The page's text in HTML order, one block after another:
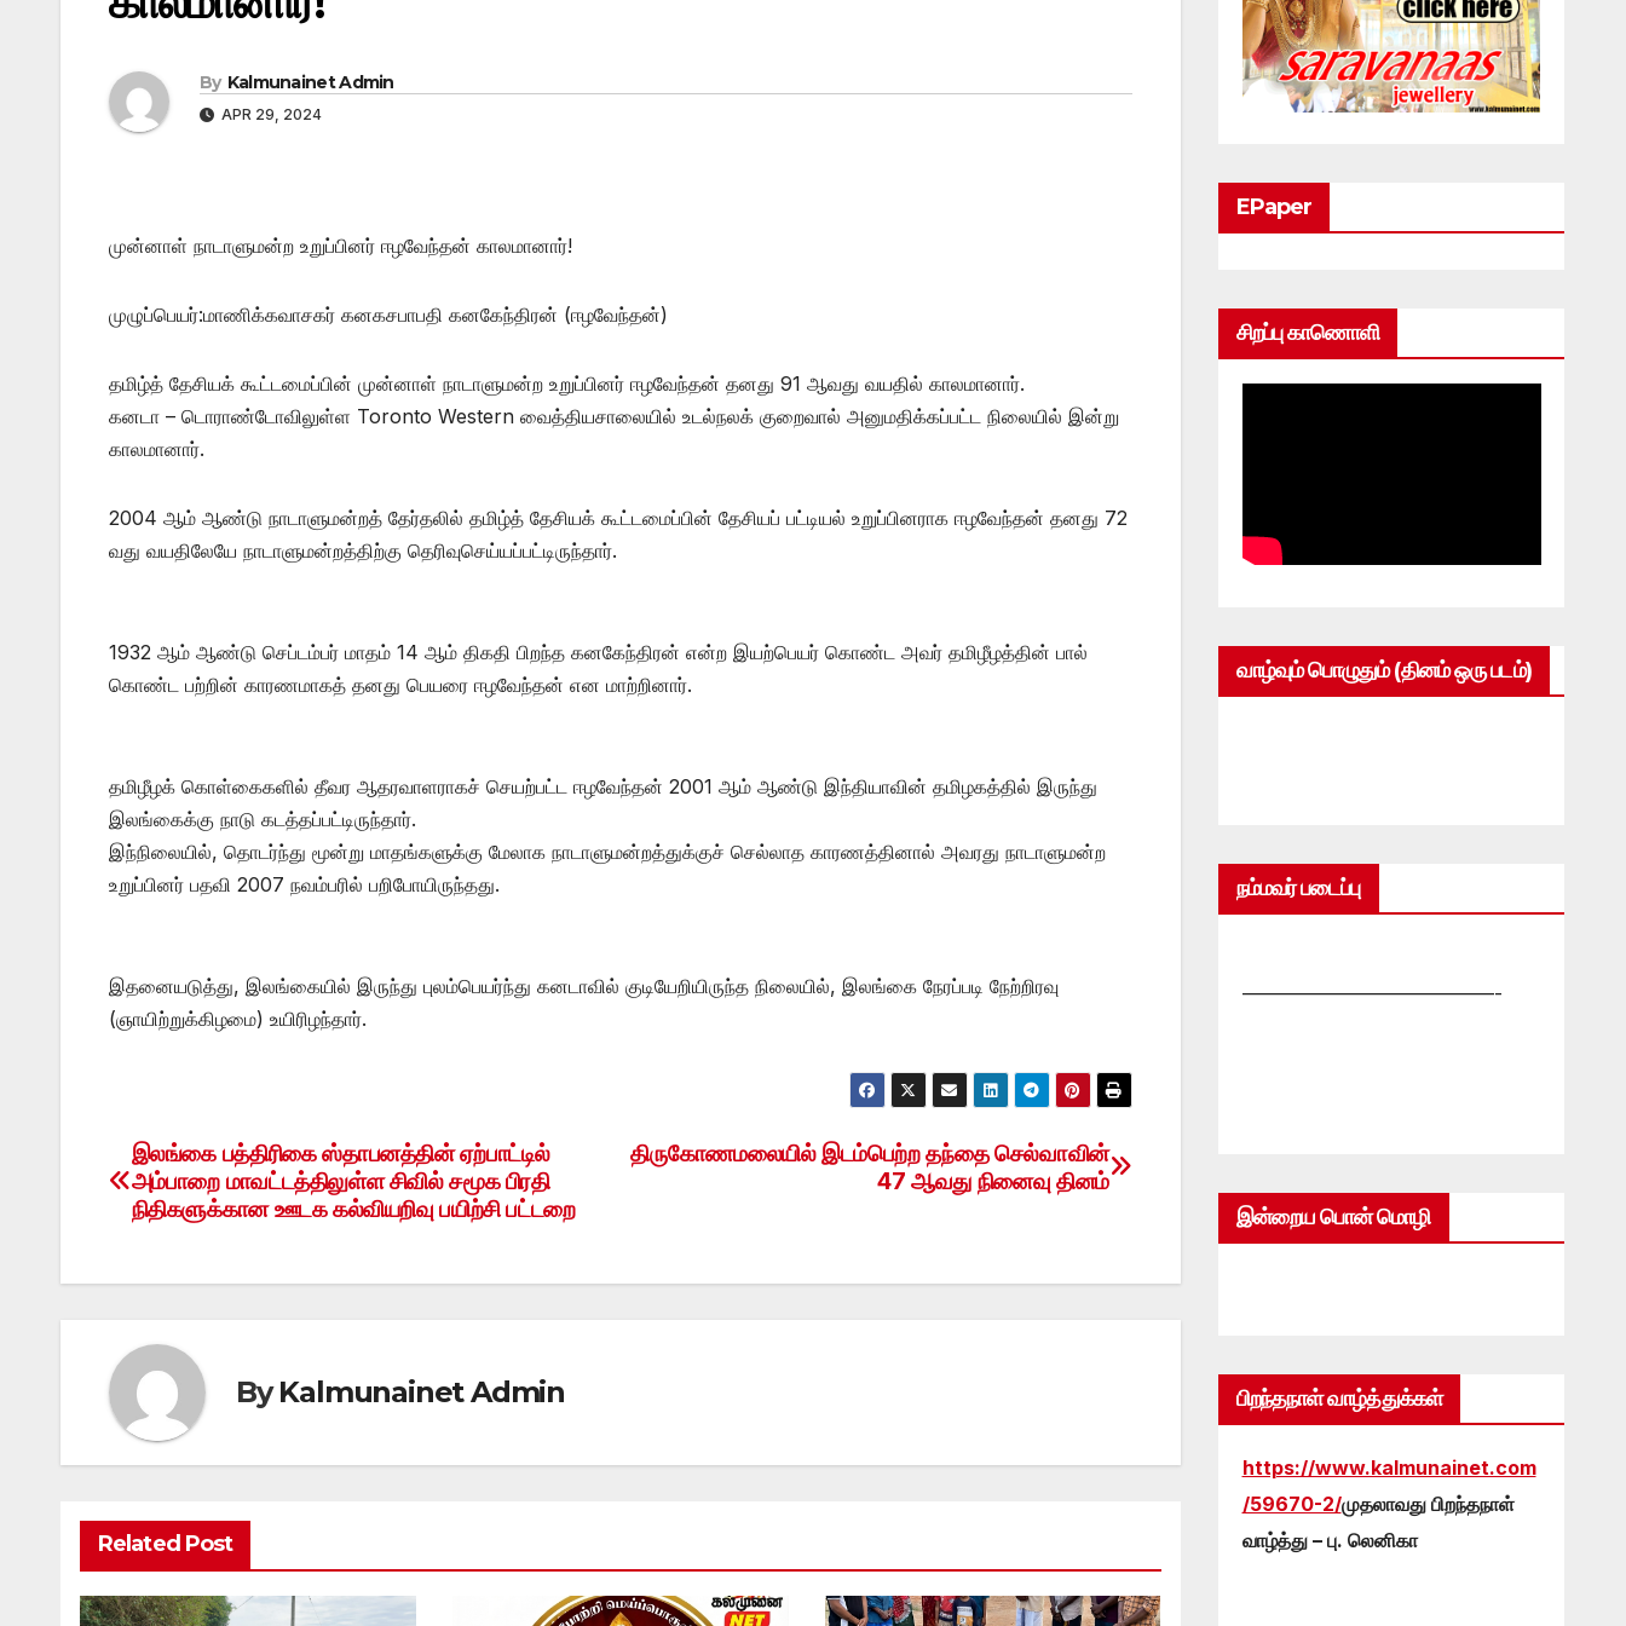
By Kalmunainet Admin
APR 29, 2024
முன்னாள் நாடாளுமன்ற உறுப்பினர் ஈழவேந்தன் காலமானார்!
முழுப்பெயர்:மாணிக்கவாசகர் கனகசபாபதி கனகேந்திரன் (ஈழவேந்தன்)
தமிழ்த் தேசியக் கூட்டமைப்பின் முன்னாள் நாடாளுமன்ற உறுப்பினர் ஈழவேந்தன் தனது 91 ஆவது வயதில் காலமானார்.
கனடா – டொராண்டோவிலுள்ள Toronto Western வைத்தியசாலையில் உடல்நலக் குறைவால் அனுமதிக்கப்பட்ட நிலையில் இன்று
காலமானார்.
2004 ஆம் ஆண்டு நாடாளுமன்றத் தேர்தலில் தமிழ்த் தேசியக் கூட்டமைப்பின் தேசியப் பட்டியல் உறுப்பினராக ஈழவேந்தன் தனது 72
வது வயதிலேயே நாடாளுமன்றத்திற்கு தெரிவுசெய்யப்பட்டிருந்தார்.
1932 ஆம் ஆண்டு செப்டம்பர் மாதம் 14 ஆம் திகதி பிறந்த கனகேந்திரன் என்ற இயற்பெயர் கொண்ட அவர் தமிழீழத்தின் பால்
கொண்ட பற்றின் காரணமாகத் தனது பெயரை ஈழவேந்தன் என மாற்றினார்.
தமிழீழக் கொள்கைகளில் தீவர ஆதரவாளராகச் செயற்பட்ட ஈழவேந்தன் 2001 ஆம் ஆண்டு இந்தியாவின் தமிழகத்தில் இருந்து
இலங்கைக்கு நாடு கடத்தப்பட்டிருந்தார்.
இந்நிலையில், தொடர்ந்து மூன்று மாதங்களுக்கு மேலாக நாடாளுமன்றத்துக்குச் செல்லாத காரணத்தினால் அவரது நாடாளுமன்ற
உறுப்பினர் பதவி 2007 நவம்பரில் பறிபோயிருந்தது.
இதனையடுத்து, இலங்கையில் இருந்து புலம்பெயர்ந்து கனடாவில் குடியேறியிருந்த நிலையில், இலங்கை நேரப்படி நேற்றிரவு
(ஞாயிற்றுக்கிழமை) உயிரிழந்தார்.
Post
navigation
திருகோணமலையில் இடம்பெற்ற தந்தை செல்வாவின்
47 ஆவது நினைவு தினம்
இலங்கை பத்திரிகை ஸ்தாபனத்தின் ஏற்பாட்டில்
அம்பாறை மாவட்டத்திலுள்ள சிவில் சமூக பிரதி
நிதிகளுக்கான ஊடக கல்வியறிவு பயிற்சி பட்டறை
ByKalmunainet Admin
Related Post
EPaper
சிறப்பு காணொளி
வாழ்வும் பொழுதும் (தினம் ஒரு படம்)
நம்மவர் படைப்பு
—————————————-
இன்றைய பொன் மொழி
பிறந்தநாள் வாழ்த்துக்கள்
https://www.kalmunainet.com
/59670-2/முதலாவது பிறந்தநாள்
வாழ்த்து – பு. லெனிகா